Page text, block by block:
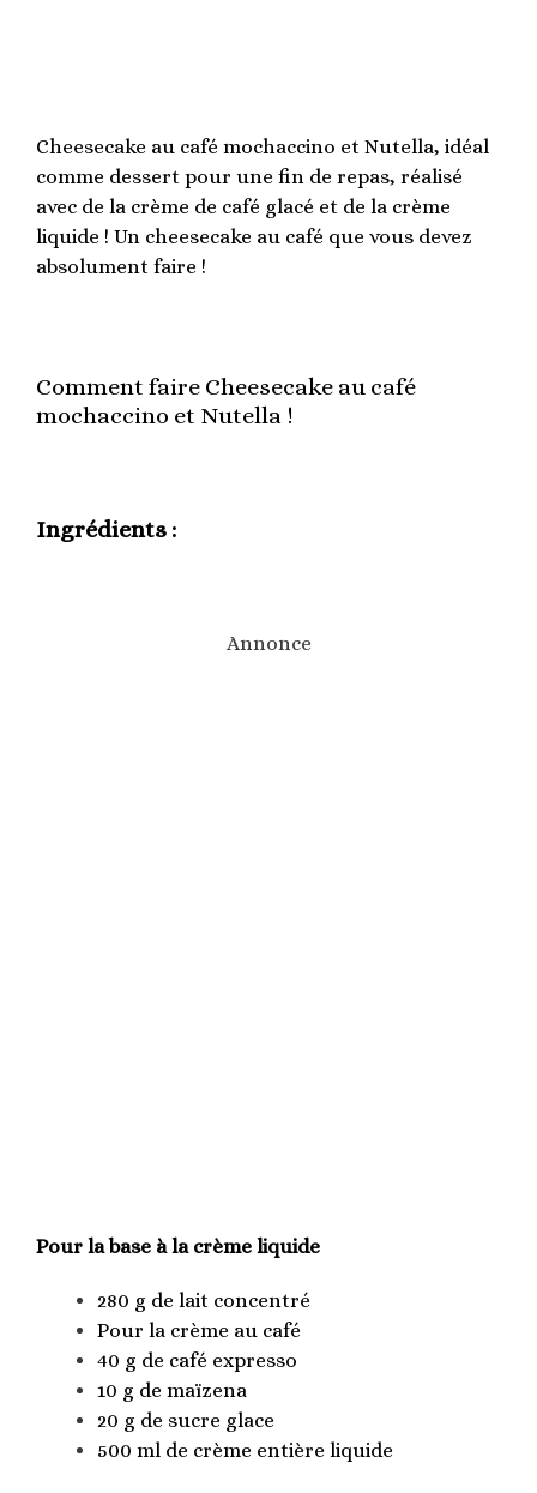
Cheesecake au café mochaccino et Nutella, idéal
comme dessert pour une fin de repas, réalisé
avec de la crème de café glacé et de la crème
liquide ! Un cheesecake au café que vous devez
absolument faire !
Comment faire Cheesecake au café
mochaccino et Nutella !
Ingrédients :
Annonce
Pour la base à la crème liquide
280 g de lait concentré
Pour la crème au café
40 g de café expresso
10 g de maïzena
20 g de sucre glace
500 ml de crème entière liquide